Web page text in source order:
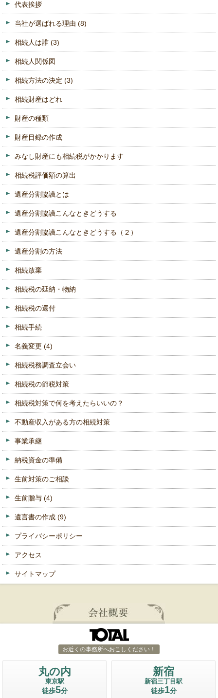
代表挨拶
当社が選ばれる理由 (8)
相続人は誰 (3)
相続人関係図
相続方法の決定 (3)
相続財産はどれ
財産の種類
財産目録の作成
みなし財産にも相続税がかかります
相続税評価額の算出
遺産分割協議とは
遺産分割協議こんなときどうする
遺産分割協議こんなときどうする（２）
遺産分割の方法
相続放棄
相続税の延納・物納
相続税の還付
相続手続
名義変更 (4)
相続税務調査立会い
相続税の節税対策
相続税対策で何を考えたらいいの？
不動産収入がある方の相続対策
事業承継
納税資金の準備
生前対策のご相談
生前贈与 (4)
遺言書の作成 (9)
プライバシーポリシー
アクセス
サイトマップ
お近くの事務所へおこしください！
丸の内
東京駅
徒歩5分
新宿
新宿三丁目駅
徒歩1分